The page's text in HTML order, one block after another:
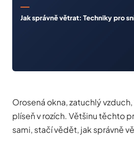
Orosená okna, zatuchlý
plíseň v rozích. Většinu těchto
sami, stačí vědět, jak správně